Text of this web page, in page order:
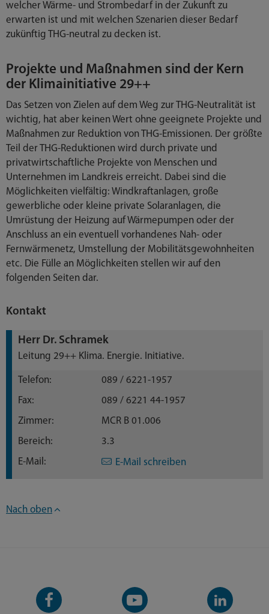
welcher Wärme- und Strombedarf in der Zukunft zu
erwarten ist und mit welchen Szenarien dieser Bedarf
zukünftig THG-neutral zu decken ist.
Projekte und Maßnahmen sind der Kern
der Klimainitiative 29++
Das Setzen von Zielen auf dem Weg zur THG-Neutralität ist
wichtig, hat aber keinen Wert ohne geeignete Projekte und
Maßnahmen zur Reduktion von THG-Emissionen. Der größte
Teil der THG-Reduktionen wird durch private und
privatwirtschaftliche Projekte von Menschen und
Unternehmen im Landkreis erreicht. Dabei sind die
Möglichkeiten vielfältig: Windkraftanlagen, große
gewerbliche oder kleine private Solaranlagen, die
Umrüstung der Heizung auf Wärmepumpen oder der
Anschluss an ein eventuell vorhandenes Nah- oder
Fernwärmenetz, Umstellung der Mobilitätsgewohnheiten
etc. Die Fülle an Möglichkeiten stellen wir auf den
folgenden Seiten dar.
Kontakt
Herr Dr. Schramek
Leitung 29++ Klima. Energie. Initiative.
Telefon:
089 / 6221-1957
Fax:
089 / 6221 44-1957
Zimmer:
MCR B 01.006
Bereich:
3.3
E-Mail:
E-Mail schreiben
Nach oben
Facebook-
Seite
YouTube-
Kanal
LinkedIn-
Kanal